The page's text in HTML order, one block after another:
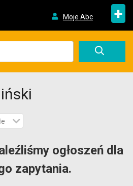
Moje Abc +
ogłoszeń dla
zapytania.